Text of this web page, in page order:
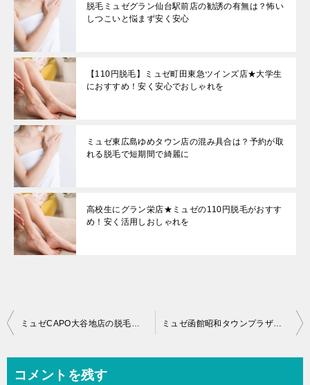
脱毛ミュゼグラン仙台駅前店の勧誘の有無は？怖い
しつこいと悩まず安く安心
【110円脱毛】ミュゼ町田東急ツインズ店★大学生
におすすめ！安く安心でおしゃれを
ミュゼ東広島ゆめタウン店の混み具合は？予約が取
れる脱毛で短期間で綺麗に
高校生にグラン栄店★ミュゼの110円脱毛がおすす
め！安く活用しおしゃれを
投
コメントを残す